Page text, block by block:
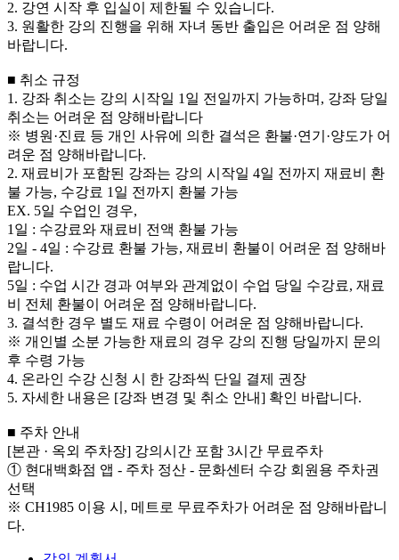
2. 강연 시작 후 입실이 제한될 수 있습니다.
3. 원활한 강의 진행을 위해 자녀 동반 출입은 어려운 점 양해
바랍니다.
■ 취소 규정
1. 강좌 취소는 강의 시작일 1일 전일까지 가능하며, 강좌 당일
취소는 어려운 점 양해바랍니다
※ 병원·진료 등 개인 사유에 의한 결석은 환불·연기·양도가 어
려운 점 양해바랍니다.
2. 재료비가 포함된 강좌는 강의 시작일 4일 전까지 재료비 환
불 가능, 수강료 1일 전까지 환불 가능
EX. 5일 수업인 경우,
1일 : 수강료와 재료비 전액 환불 가능
2일 - 4일 : 수강료 환불 가능, 재료비 환불이 어려운 점 양해바
랍니다.
5일 : 수업 시간 경과 여부와 관계없이 수업 당일 수강료, 재료
비 전체 환불이 어려운 점 양해바랍니다.
3. 결석한 경우 별도 재료 수령이 어려운 점 양해바랍니다.
※ 개인별 소분 가능한 재료의 경우 강의 진행 당일까지 문의
후 수령 가능
4. 온라인 수강 신청 시 한 강좌씩 단일 결제 권장
5. 자세한 내용은 [강좌 변경 및 취소 안내] 확인 바랍니다.
■ 주차 안내
[본관 · 옥외 주차장] 강의시간 포함 3시간 무료주차
① 현대백화점 앱 - 주차 정산 - 문화센터 수강 회원용 주차권
선택
※ CH1985 이용 시, 메트로 무료주차가 어려운 점 양해바랍니
다.